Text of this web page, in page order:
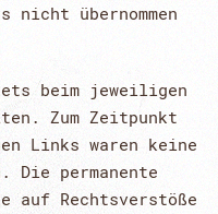
übernommen
beim jeweiligen
Zum Zeitpunkt
Links waren keine
permanente
auf Rechtsverstöße